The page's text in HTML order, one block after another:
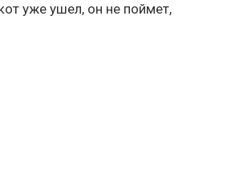
уже ушел, он не поймет,